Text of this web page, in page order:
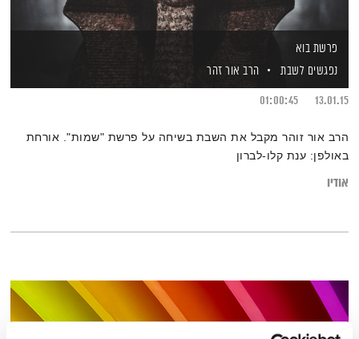
פרשת בוא
נפגשים לשבת
הרב אור זהר
13.01.15
01:00:45
הרב אור זוהר מקבל את השבת בשיחה על פרשת "שמות". אורחת
באולפן: ענת קלו-לברון
אודיו